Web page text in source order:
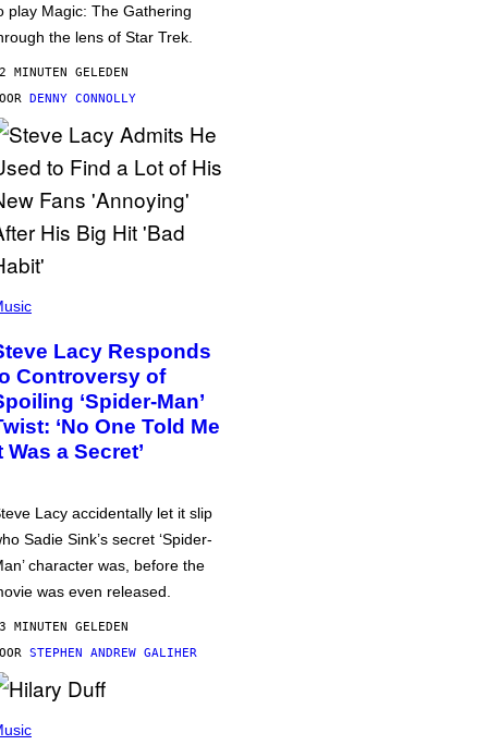
play Magic: The Gathering
the lens of Star Trek.
MINUTEN GELEDEN
DENNY CONNOLLY
Lacy Responds
Controversy of
‘Spider-Man’
‘No One Told Me
Was a Secret’
Lacy accidentally let it slip
Sadie Sink’s secret ‘Spider-
character was, before the
was even released.
MINUTEN GELEDEN
STEPHEN ANDREW GALIHER